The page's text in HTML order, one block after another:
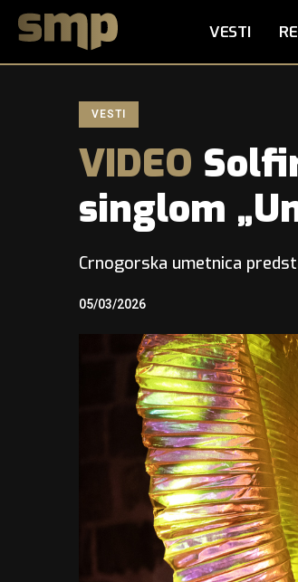
VESTI
VESTI
VIDEO
singlom
Crnogorska umetnica
05/03/2026